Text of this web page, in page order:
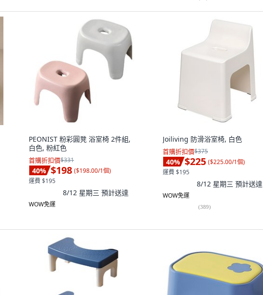
PEONIST 粉彩圓凳 浴室椅 2件組,
白色, 粉紅色
首購折扣價$331
40% $198 ($198.00/1個)
運費 $195
8/12 星期三 預計送達
WOW免運
Joiliving 防滑浴室椅, 白色
首購折扣價$375
40% $225 ($225.00/1個)
運費 $195
8/12 星期三 預計送達
WOW免運
(389)